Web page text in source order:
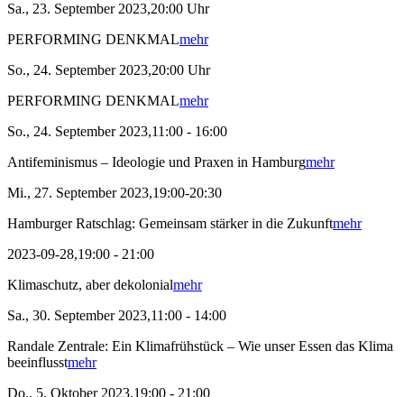
Sa., 23. September 2023,20:00 Uhr
PERFORMING DENKMALmehr
So., 24. September 2023,20:00 Uhr
PERFORMING DENKMALmehr
So., 24. September 2023,11:00 - 16:00
Antifeminismus – Ideologie und Praxen in Hamburgmehr
Mi., 27. September 2023,19:00-20:30
Hamburger Ratschlag: Gemeinsam stärker in die Zukunftmehr
2023-09-28,19:00 - 21:00
Klimaschutz, aber dekolonialmehr
Sa., 30. September 2023,11:00 - 14:00
Randale Zentrale: Ein Klimafrühstück – Wie unser Essen das Klima
beeinflusstmehr
Do., 5. Oktober 2023,19:00 - 21:00